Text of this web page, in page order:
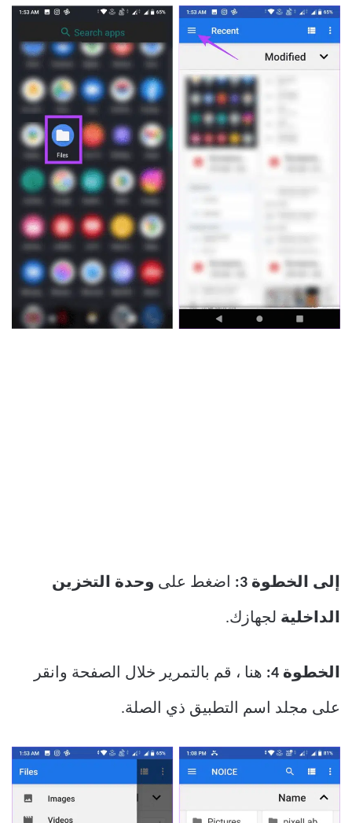
إلى الخطوة 3: اضغط على وحدة التخزين
الداخلية لجهازك.
الخطوة 4: هنا ، قم بالتمرير خلال الصفحة وانقر
على مجلد اسم التطبيق ذي الصلة.